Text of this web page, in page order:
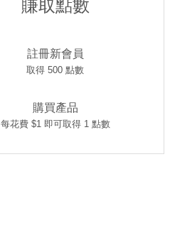
賺取點數
註冊新會員
取得 500 點數
購買產品
每花費 $1 即可取得 1 點數